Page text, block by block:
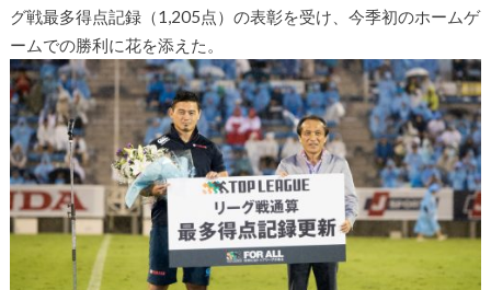
グ戦最多得点記録（1,205点）の表彰を受け、今季初のホームゲ
ームでの勝利に花を添えた。